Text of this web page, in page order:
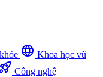
language Khoa học vũ
Công nghệ